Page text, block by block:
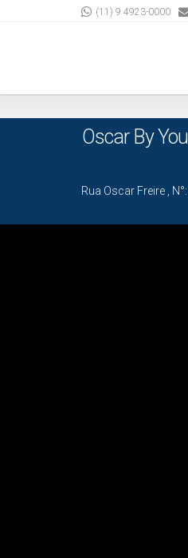
(11) 9 4923-0000
Oscar By
Rua Oscar Freire N°: